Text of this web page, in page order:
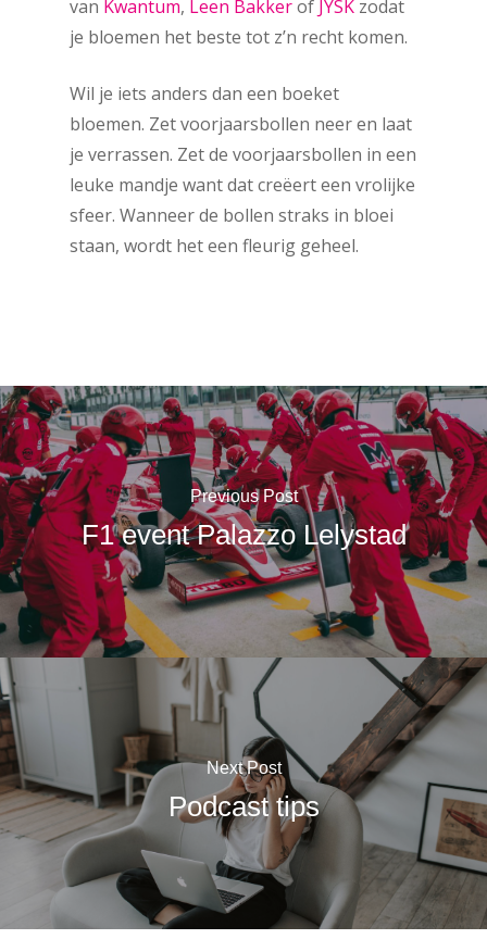
van Kwantum, Leen Bakkerof JYSK zodat
je bloemen het beste tot z’n recht komen.
Wil je iets anders dan een boeket
bloemen. Zet voorjaarsbollen neer en laat
je verrassen. Zet de voorjaarsbollen in een
leuke mandje want dat creëert een vrolijke
sfeer. Wanneer de bollen straks in bloei
staan, wordt het een fleurig geheel.
Previous Post
F1 event Palazzo Lelystad
Next Post
Podcast tips